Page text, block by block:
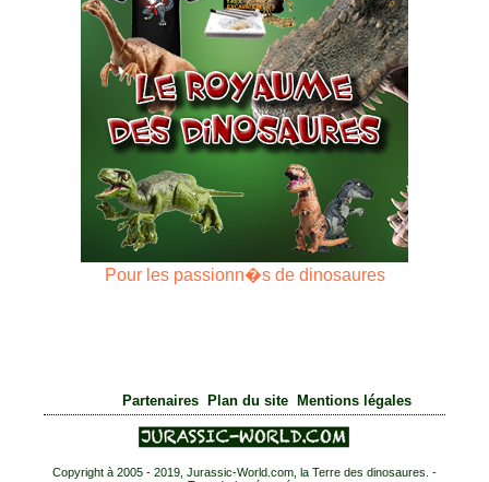
Pour les passionn�s de dinosaures
Partenaires| Plan du site| Mentions légales
Copyright à 2005 - 2019, Jurassic-World.com, la Terre des dinosaures. -